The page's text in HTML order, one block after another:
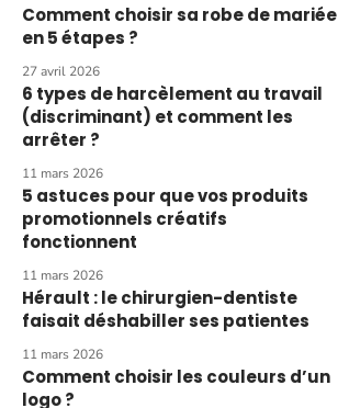
Comment choisir sa robe de mariée
en 5 étapes ?
27 avril 2026
6 types de harcèlement au travail
(discriminant) et comment les
arrêter ?
11 mars 2026
5 astuces pour que vos produits
promotionnels créatifs
fonctionnent
11 mars 2026
Hérault : le chirurgien-dentiste
faisait déshabiller ses patientes
11 mars 2026
Comment choisir les couleurs d’un
logo ?